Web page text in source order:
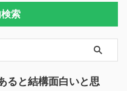
索
ると結構面白いと思